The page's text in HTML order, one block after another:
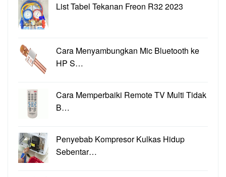
List Tabel Tekanan Freon R32 2023
Cara Menyambungkan Mic Bluetooth ke
HP S…
Cara Memperbaiki Remote TV Multi Tidak
B…
Penyebab Kompresor Kulkas Hidup
Sebentar…